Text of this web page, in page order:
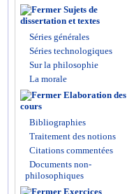
Sujets de
dissertation et textes
Séries générales
Séries technologiques
Sur la philosophie
La morale
Elaboration des
cours
Bibliographies
Traitement des notions
Citations commentées
Documents non-
philosophiques
Exercices